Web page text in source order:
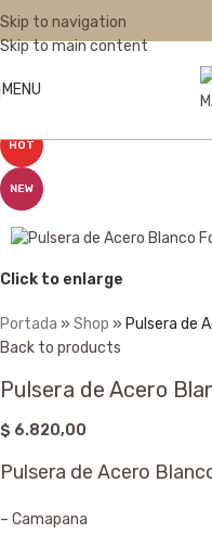
Skip to navigation
Skip to main content
MENU
HOT
NEW
Click to enlarge
Portada » Shop » Pulsera de
Back to products
Pulsera de Acero
$ 6.820,00
Pulsera de Acero
– Camapana